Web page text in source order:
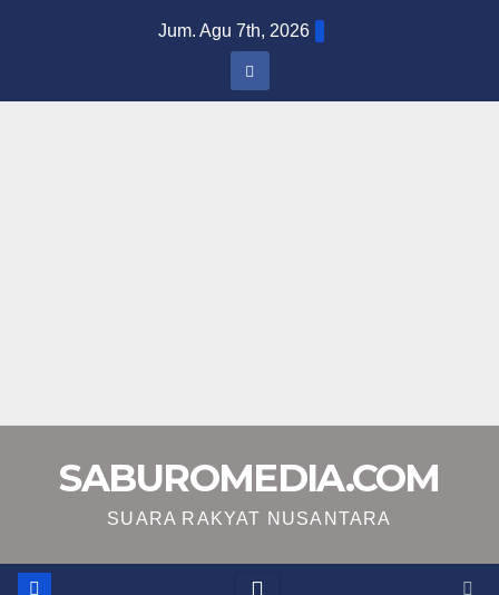
Jum. Agu 7th, 2026
SABUROMEDIA.COM
SUARA RAKYAT NUSANTARA